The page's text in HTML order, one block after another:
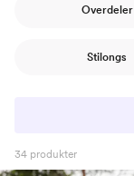
Overdeler
Stilongs
34 produkter